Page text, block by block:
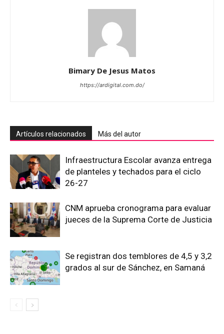
Bimary De Jesus Matos
https://ardigital.com.do/
Artículos relacionados Más del autor
Infraestructura Escolar avanza entrega
de planteles y techados para el ciclo
26-27
CNM aprueba cronograma para evaluar
jueces de la Suprema Corte de Justicia
Se registran dos temblores de 4,5 y 3,2
grados al sur de Sánchez, en Samaná